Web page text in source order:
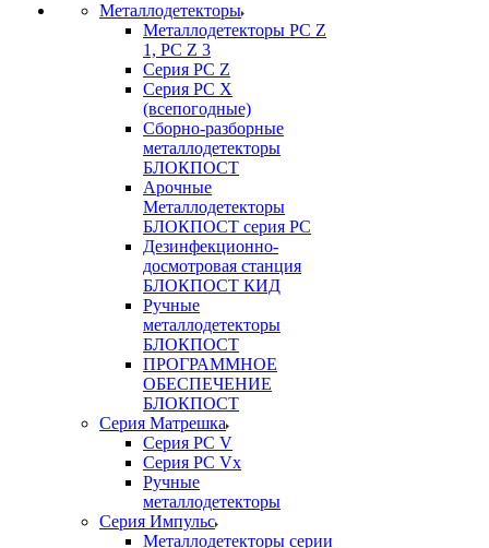
Металлодетекторы
Металлодетекторы РС Z
1, PC Z 3
Серия РС Z
Серия РС X
(всепогодные)
Сборно-разборные
металлодетекторы
БЛОКПОСТ
Арочные
Металлодетекторы
БЛОКПОСТ серия РС
Дезинфекционно-
досмотровая станция
БЛОКПОСТ КИД
Ручные
металлодетекторы
БЛОКПОСТ
ПРОГРАММНОЕ
ОБЕСПЕЧЕНИЕ
БЛОКПОСТ
Серия Матрешка
Серия PC V
Серия PC Vx
Ручные
металлодетекторы
Серия Импульс
Металлодетекторы серии